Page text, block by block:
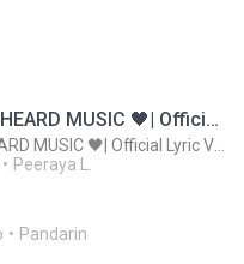
ไม่มีใครรู้ตัวเรา– UNHEARD MUSIC 🖤| Official Lyric Video | เพลงสู้ชีวิต
Peeraya L.
Pandarin